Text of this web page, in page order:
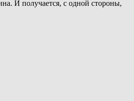
И получается, с одной стороны,